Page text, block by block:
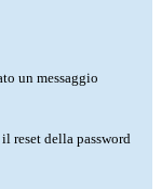
un messaggio
reset della password